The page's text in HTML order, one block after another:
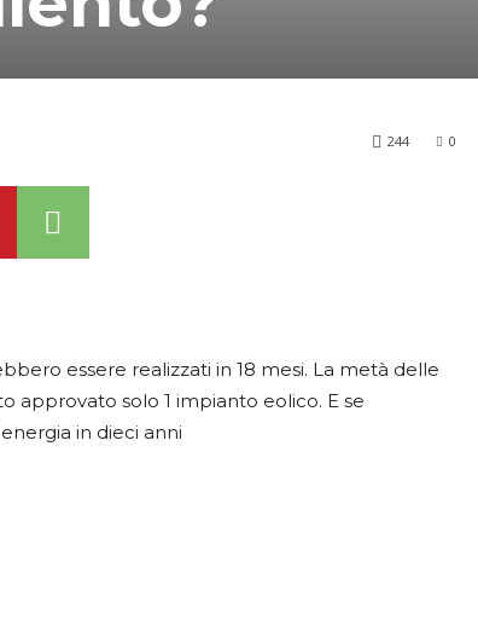
0
244
essere realizzati in 18 mesi. La metà delle
approvato solo 1 impianto eolico. E se
in dieci anni